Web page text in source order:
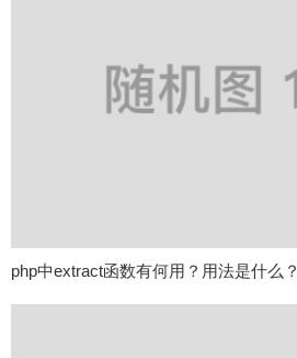
php中extract函数有何用？用法是什么？